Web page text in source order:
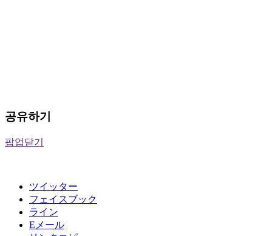
공유하기
팝업닫기
ツイッター
フェイスブック
ライン
Eメール